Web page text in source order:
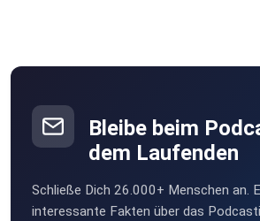
1:48:53 SPRICH:STUTTGART-
Bleibe beim
dem Laufenden
Schließe Dich 26.000+ Menschen an.
interessante Fakten über das